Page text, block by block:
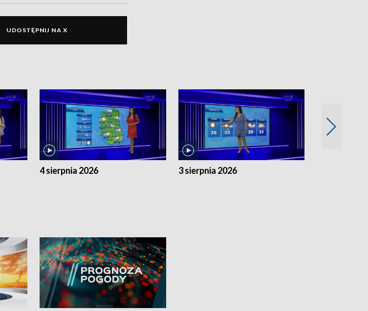
UDOSTĘPNIJ NA X
4 sierpnia 2026 3 sierpnia 2026